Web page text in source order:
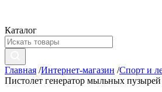
Каталог
Главная /Интернет-магазин /Спорт и
Пистолет генератор мыльных пузырей